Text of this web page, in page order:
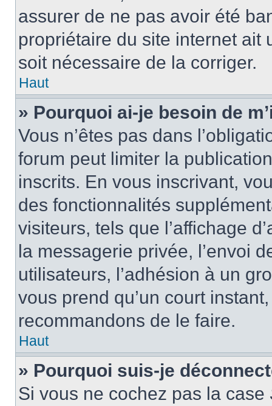
assurer de ne pas avoir été
propriétaire du site internet ait
soit nécessaire de la corriger.
Haut
» Pourquoi ai-je besoin de
Vous n’êtes pas dans
forum peut limiter la
inscrits. En vous inscrivant,
des fonctionnalités
visiteurs, tels que l’affichage
la messagerie privée, l’envoi
utilisateurs, l’adhésion à un
vous prend qu’un court
recommandons de le faire.
Haut
» Pourquoi suis-je
Si vous ne cochez pas la case